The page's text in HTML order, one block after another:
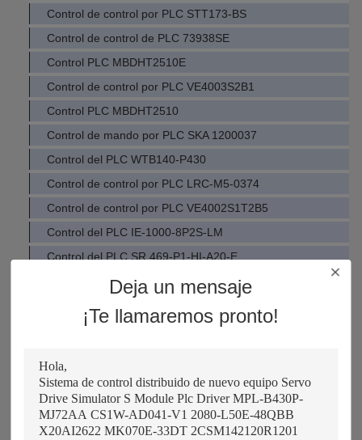
Deja un mensaje
¡Te llamaremos pronto!
Control de control por PLC STT173-BS
Control de control de PLC 73938SE
Control PLC MBDHT2510E
Control de control por PLC VE4003S2B1
Control PLC MBDHT2510
Control de mando por PLC SKA 1200037
Control del PLC WTB140-P430
Control de control por PLC LRC-M5-0374
Control de control por PLC VE4002S1T2B5
Control del PLC IE-1000-8P2S-LM
Control del PLC SR 469-P1-HI-A20-E
Control de mando por mando FBM217 RH914TR
Control del PLC IE-1000-4P2S-LM
Control de control por control automático ECM-B3M-
Control de control por PLC M701-05400270A10100AB100
Control del PLC 469-P5-HI-A20-T-H